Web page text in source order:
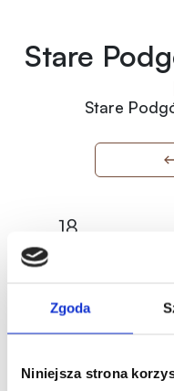
Zgoda
Niniejsza strona
Stare
Stare
Numer
18
2